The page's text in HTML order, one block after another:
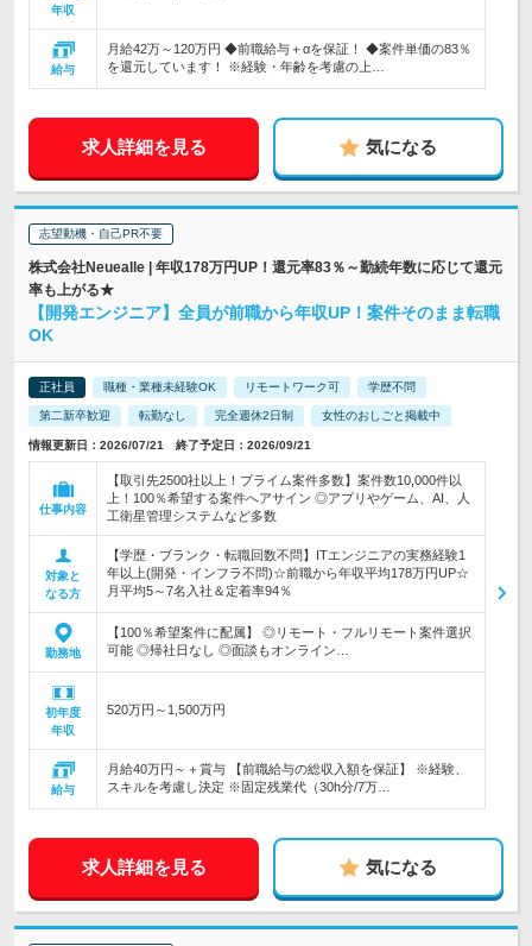
年収
給与
月給42万～120万円 ◆前職給与＋αを保証！ ◆案件単価の83％
を還元しています！ ※経験・年齢を考慮の上…
求人詳細を見る 気になる
志望動機・自己PR不要
株式会社Neuealle | 年収178万円UP！還元率83％～勤続年数に応じて還元
率も上がる★
【開発エンジニア】全員が前職から年収UP！案件そのまま転職
OK
正社員 職種・業種未経験OK リモートワーク可 学歴不問
第二新卒歓迎 転勤なし 完全週休2日制 女性のおしごと掲載中
情報更新日：2026/07/21 終了予定日：2026/09/21
仕事内容
【取引先2500社以上！プライム案件多数】案件数10,000件以
上！100％希望する案件へアサイン ◎アプリやゲーム、AI、人
工衛星管理システムなど多数
対象と
なる方
【学歴・ブランク・転職回数不問】ITエンジニアの実務経験1
年以上(開発・インフラ不問)☆前職から年収平均178万円UP☆
月平均5～7名入社＆定着率94％
勤務地
【100％希望案件に配属】 ◎リモート・フルリモート案件選択
可能 ◎帰社日なし ◎面談もオンライン…
初年度
年収
520万円～1,500万円
給与
月給40万円～＋賞与 【前職給与の総収入額を保証】 ※経験、
スキルを考慮し決定 ※固定残業代（30h分/7万…
求人詳細を見る 気になる